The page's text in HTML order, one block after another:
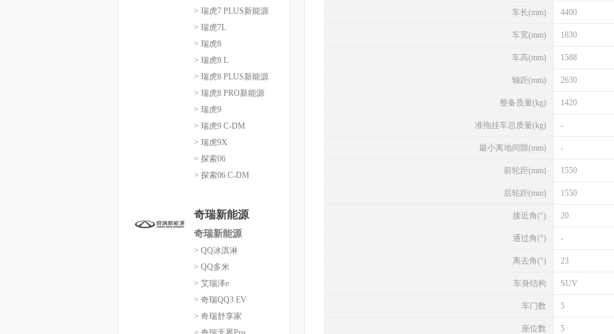
> 瑞虎7 PLUS新能源
> 瑞虎7L
> 瑞虎8
> 瑞虎8 L
> 瑞虎8 PLUS新能源
> 瑞虎8 PRO新能源
> 瑞虎9
> 瑞虎9 C-DM
> 瑞虎9X
> 探索06
> 探索06 C-DM
奇瑞新能源
奇瑞新能源
> QQ冰淇淋
> QQ多米
> 艾瑞泽e
> 奇瑞QQ3 EV
> 奇瑞舒享家
车长(mm) 4400
车宽(mm) 1830
车高(mm) 1588
轴距(mm) 2630
整备质量(kg) 1420
准拖挂车总质量(kg) -
最小离地间隙(mm) -
前轮距(mm) 1550
后轮距(mm) 1550
接近角(°) 20
通过角(°) -
离去角(°) 23
车身结构 SUV
车门数 5
座位数 5